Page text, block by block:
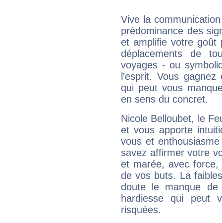
Vive la
prédominance des
et amplifie votre goût
déplacements de
voyages - ou
l'esprit. Vous
qui peut vous
en sens du concret.
Nicole Belloubet, le
et vous apporte
vous et
savez affirmer votre
et marée, avec
de vos buts. La
doute le manque
hardiesse qui peut
risquées.